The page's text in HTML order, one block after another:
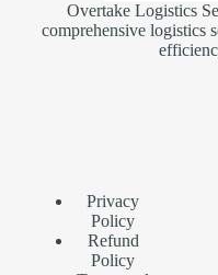
Overtake Logistics
comprehensive logistics
Privacy
Policy
Refund
Policy